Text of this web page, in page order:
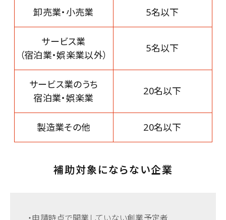
卸売業・小売業 5名以下
サービス業
（宿泊業・娯楽業以外）
5名以下
サービス業のうち
宿泊業・娯楽業
20名以下
製造業その他 20名以下
補助対象にならない企業